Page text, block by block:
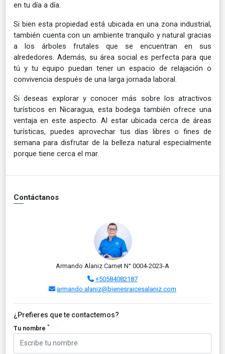
en tu día a día.
Si bien esta propiedad está ubicada en una zona industrial,
también cuenta con un ambiente tranquilo y natural gracias
a los árboles frutales que se encuentran en sus
alrededores. Además, su área social es perfecta para que
tú y tu equipo puedan tener un espacio de relajación o
convivencia después de una larga jornada laboral.
Si deseas explorar y conocer más sobre los atractivos
turísticos en Nicaragua, esta bodega también ofrece una
ventaja en este aspecto. Al estar ubicada cerca de áreas
turísticas, puedes aprovechar tus días libres o fines de
semana para disfrutar de la belleza natural especialmente
porque tiene cerca el mar.
Contáctanos
Armando Alaniz Carnet N° 0004-2023-A
+50584082187
armando.alaniz@bienesraicesalaniz.com
¿Prefieres que te contactemos?
Tu nombre *